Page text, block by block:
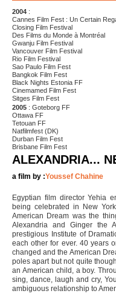
2004 :
Cannes Film Fest : Un Certain
Closing Film Festival
Des Films du Monde à Montréal
Gwanju Film Festival
Vancouver Film Festival
Rio Film Festival
Sao Paulo Film Fest
Bangkok Film Fest
Black Nights Estonia FF
Cinemamed Film Fest
Sitges Film Fest
2005 : Goteborg FF
Ottawa FF
Tetouan FF
Natfilmfest (DK)
Durban Film Fest
Brisbane Film Fest
ALEXANDRIA...
a film by :Youssef Chahine
Egyptian film director Yehia
being celebrated in New
American Dream was the
Alexandria and Ginger the
prestigious Institute of
each other for ever. 40 years
changed and the American
poles apart but not quite
an American child, a boy.
sing, dance, laugh and cry,
ambiguous relationship to